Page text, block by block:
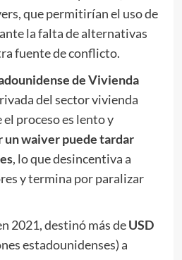
que permitirían el uso de
la falta de alternativas
fuente de conflicto.
de Vivienda
del sector vivienda
proceso es lento y
un waiver puede tardar
, lo que desincentiva a
y termina por paralizar
2021, destinó más deUSD
estadounidenses) a